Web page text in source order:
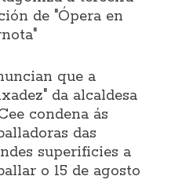
de "Ópera en
que a
da alcaldesa
condena ás
das
superificies a
o 15 de agosto